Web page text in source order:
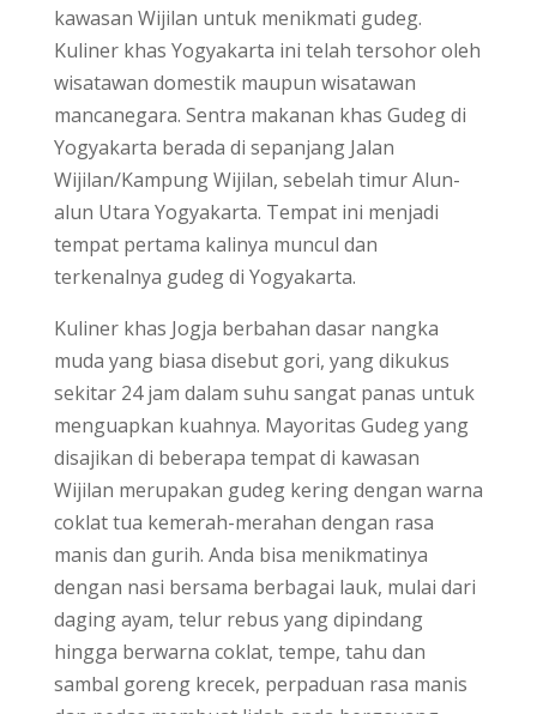
kawasan Wijilan untuk menikmati gudeg.
Kuliner khas Yogyakarta ini telah tersohor oleh
wisatawan domestik maupun wisatawan
mancanegara. Sentra makanan khas Gudeg di
Yogyakarta berada di sepanjang Jalan
Wijilan/Kampung Wijilan, sebelah timur Alun-
alun Utara Yogyakarta. Tempat ini menjadi
tempat pertama kalinya muncul dan
terkenalnya gudeg di Yogyakarta.
Kuliner khas Jogja berbahan dasar nangka
muda yang biasa disebut gori, yang dikukus
sekitar 24 jam dalam suhu sangat panas untuk
menguapkan kuahnya. Mayoritas Gudeg yang
disajikan di beberapa tempat di kawasan
Wijilan merupakan gudeg kering dengan warna
coklat tua kemerah-merahan dengan rasa
manis dan gurih. Anda bisa menikmatinya
dengan nasi bersama berbagai lauk, mulai dari
daging ayam, telur rebus yang dipindang
hingga berwarna coklat, tempe, tahu dan
sambal goreng krecek, perpaduan rasa manis